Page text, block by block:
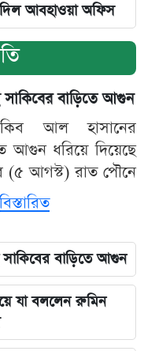
দিল আবহাওয়া অফিস
সাকিবের বাড়িতে আগুন
আল হাসানের
আগুন ধরিয়ে দিয়েছে
(৫ আগস্ট) রাত পৌনে
বিস্তারিত
সাকিবের বাড়িতে আগুন
যা বললেন রুমিন